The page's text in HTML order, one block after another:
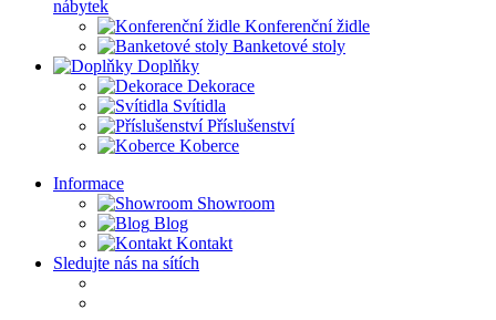
nábytek
Konferenční židle
Banketové stoly
Doplňky
Dekorace
Svítidla
Příslušenství
Koberce
Informace
Showroom
Blog
Kontakt
Sledujte nás na sítích